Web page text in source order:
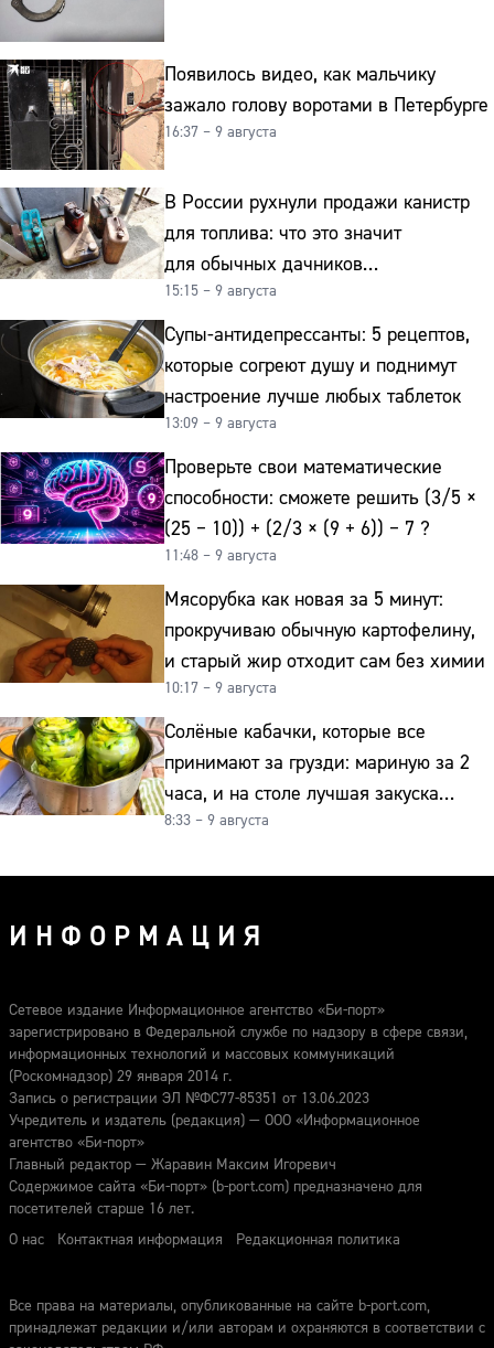
Появилось видео, как мальчику
зажало голову воротами в Петербурге
16:37 – 9 августа
В России рухнули продажи канистр
для топлива: что это значит
для обычных дачников
и автомобилистов
15:15 – 9 августа
Супы-антидепрессанты: 5 рецептов,
которые согреют душу и поднимут
настроение лучше любых таблеток
13:09 – 9 августа
Проверьте свои математические
способности: сможете решить (3/5 ×
(25 − 10)) + (2/3 × (9 + 6)) − 7 ?
11:48 – 9 августа
Мясорубка как новая за 5 минут:
прокручиваю обычную картофелину,
и старый жир отходит сам без химии
10:17 – 9 августа
Солёные кабачки, которые все
принимают за грузди: мариную за 2
часа, и на столе лучшая закуска
к картошке
8:33 – 9 августа
ИНФОРМАЦИЯ
Сетевое издание Информационное агентство «Би-порт»
зарегистрировано в Федеральной службе по надзору в сфере связи,
информационных технологий и массовых коммуникаций
(Роскомнадзор) 29 января 2014 г.
Запись о регистрации ЭЛ №ФС77-85351 от 13.06.2023
Учредитель и издатель (редакция) — ООО «Информационное
агентство «Би-порт»
Главный редактор — Жаравин Максим Игоревич
Содержимое сайта «Би-порт» (b-port.com) предназначено для
посетителей старше 16 лет.
О нас
Контактная информация Редакционная политика
Все права на материалы, опубликованные на сайте b-port.com,
принадлежат редакции и/или авторам и охраняются в соответствии с